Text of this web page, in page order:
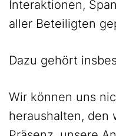
Interaktionen,
aller Beteiligten
Dazu gehört
Wir können uns
heraushalten, den